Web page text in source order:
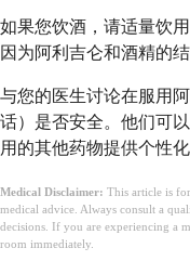
如果您饮酒，请适量饮
因为阿利吉仑和酒精的
与您的医生讨论在服用
话）是否安全。他们可
用的其他药物提供个性化
Medical Disclaimer: This article is
medical advice. Always consult a
decisions. If you are experiencing a
room immediately.